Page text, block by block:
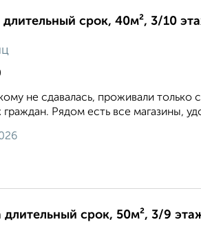
длительный срок, 40м², 3/10
не сдавалась, проживали
Рядом есть все магазины,
длительный срок, 50м², 3/9